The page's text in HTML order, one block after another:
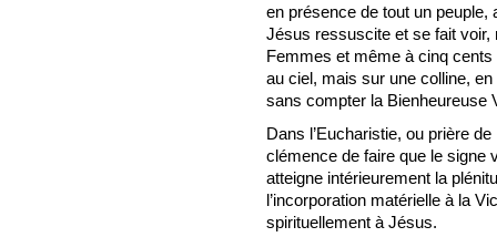
en présence de tout un
Jésus ressuscite et se fait
Femmes et même à cinq cents
au ciel, mais sur une colline,
sans compter la Bienheureuse
Dans l’Eucharistie, ou prière
clémence de faire que le signe
atteigne intérieurement la
l’incorporation matérielle à la
spirituellement à Jésus.